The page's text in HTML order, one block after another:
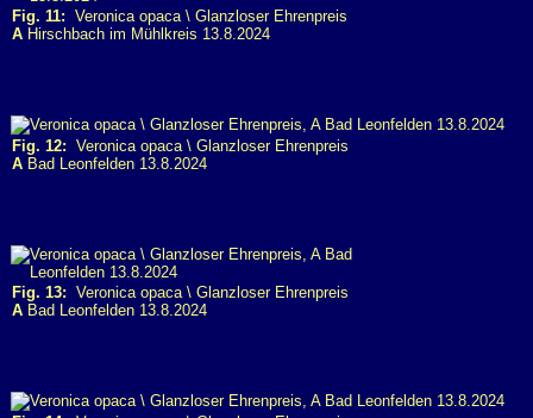
Fig. 11: Veronica opaca \ Glanzloser Ehrenpreis
A Hirschbach im Mühlkreis 13.8.2024
Fig. 12: Veronica opaca \ Glanzloser Ehrenpreis
A Bad Leonfelden 13.8.2024
Fig. 13: Veronica opaca \ Glanzloser Ehrenpreis
A Bad Leonfelden 13.8.2024